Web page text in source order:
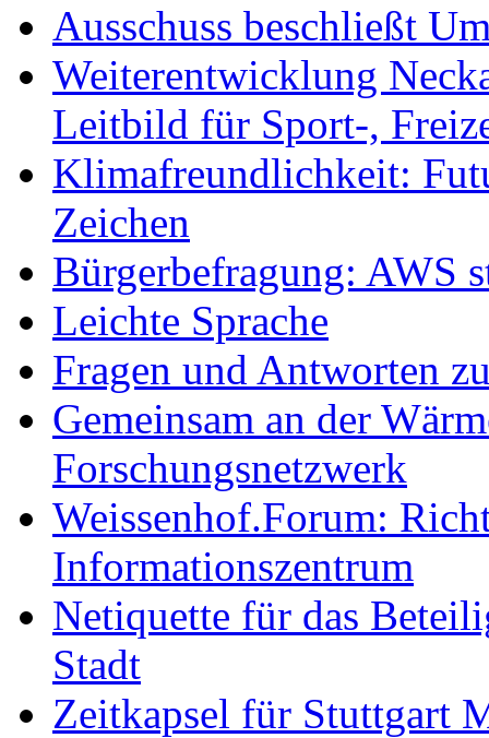
Ausschuss beschließt
Weiterentwicklung
Leitbild für Sport-,
Klimafreundlichkeit:
Zeichen
Bürgerbefragung: AWS
Leichte Sprache
Fragen und Antworten
Gemeinsam an der
Forschungsnetzwerk
Weissenhof.Forum:
Informationszentrum
Netiquette für das
Stadt
Zeitkapsel für Stuttgart